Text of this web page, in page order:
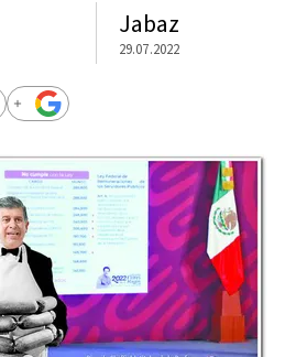
Jabaz
29.07.2022